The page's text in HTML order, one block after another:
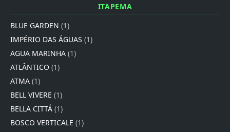
ITAPEMA
BLUE GARDEN (1)
IMPÉRIO DAS ÁGUAS (1)
AGUA MARINHA (1)
ATLÂNTICO (1)
ATMA (1)
BELL VIVERE (1)
BELLA CITTÁ (1)
BOSCO VERTICALE (1)